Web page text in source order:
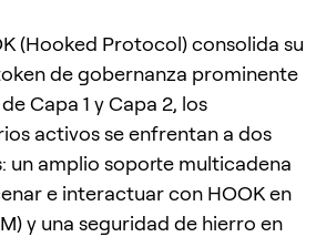
(Hooked Protocol) consolida su
de gobernanza prominente
Capa 1 y Capa 2, los
activos se enfrentan a dos
un amplio soporte multicadena
e interactuar con HOOK en
y una seguridad de hierro en